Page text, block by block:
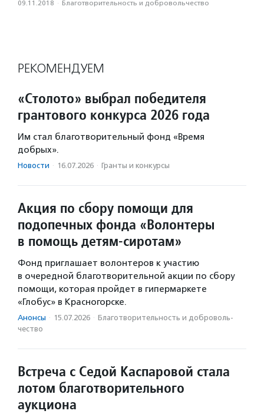
09.11.2018 · Благотвори­тель­ность и доброволь­чест­во
РЕКОМЕНДУЕМ
«Столото» выбрал победителя
грантового конкурса 2026 года
Им стал благотворительный фонд «Время
добрых».
Новости · 16.07.2026 · Гранты и конкурсы
Акция по сбору помощи для
подопечных фонда «Волонтеры
в помощь детям-сиротам»
Фонд приглашает волонтеров к участию
в очередной благотворительной акции по сбору
помощи, которая пройдет в гипермаркете
«Глобус» в Красногорске.
Анонсы · 15.07.2026 · Благотвори­тель­ность и доброволь­
чест­во
Встреча с Седой Каспаровой стала
лотом благотворительного
аукциона